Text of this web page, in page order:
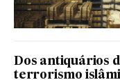
Dos antiquários
terrorismo